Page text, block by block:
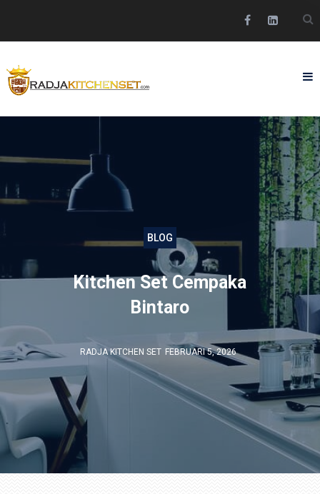
BLOG
Kitchen Set Cempaka
Bintaro
RADJA KITCHEN SET FEBRUARI 5, 2026